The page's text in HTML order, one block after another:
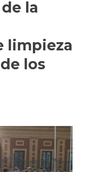
la
limpieza
los